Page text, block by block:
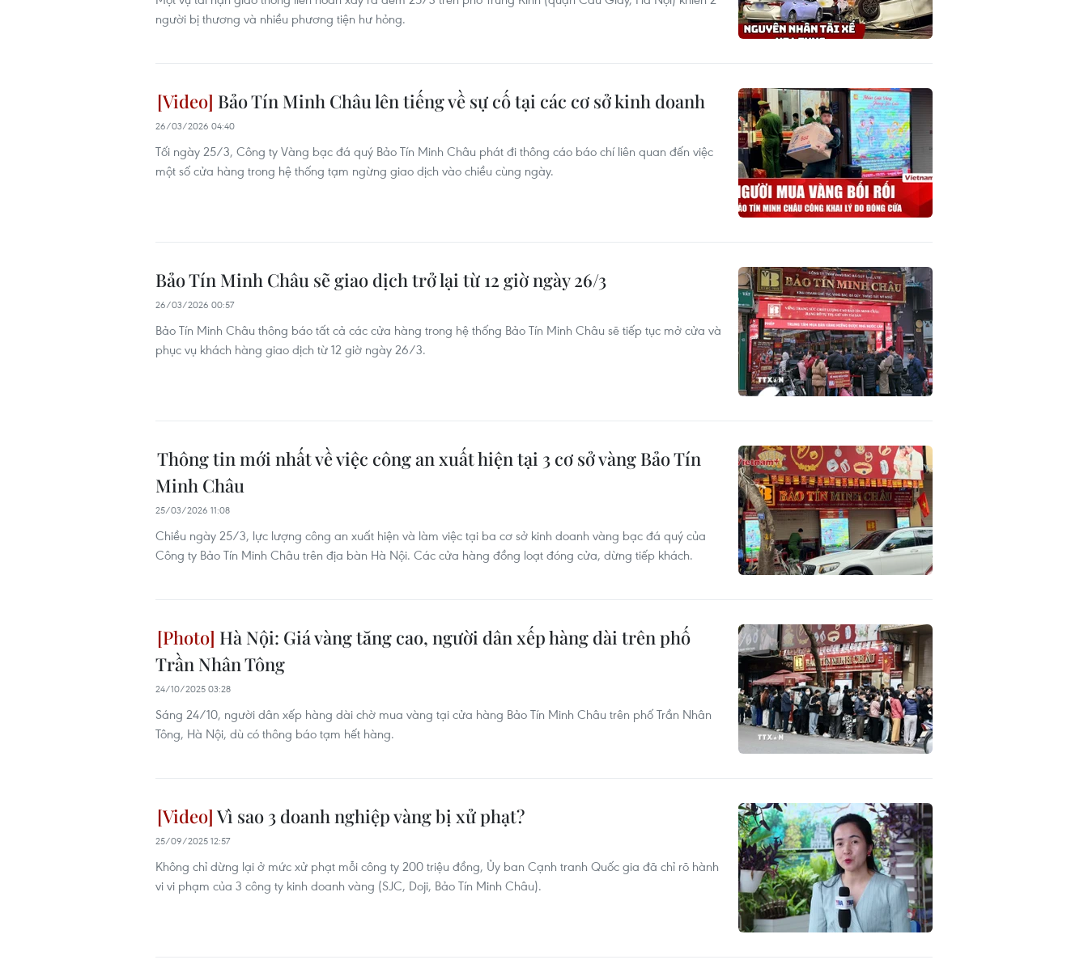
người bị thương và nhiều phương tiện hư hỏng.
Bảo Tín Minh Châu lên tiếng về sự cố tại các cơ sở kinh doanh
26/03/2026 04:40
Tối ngày 25/3, Công ty Vàng bạc đá quý Bảo Tín Minh Châu phát đi thông cáo báo chí liên quan đến việc
một số cửa hàng trong hệ thống tạm ngừng giao dịch vào chiều cùng ngày.
Bảo Tín Minh Châu sẽ giao dịch trở lại từ 12 giờ ngày 26/3
26/03/2026 00:57
Bảo Tín Minh Châu thông báo tất cả các cửa hàng trong hệ thống Bảo Tín Minh Châu sẽ tiếp tục mở cửa và
phục vụ khách hàng giao dịch từ 12 giờ ngày 26/3.
Thông tin mới nhất về việc công an xuất hiện tại 3 cơ sở vàng Bảo Tín
Minh Châu
25/03/2026 11:08
Chiều ngày 25/3, lực lượng công an xuất hiện và làm việc tại ba cơ sở kinh doanh vàng bạc đá quý của
Công ty Bảo Tín Minh Châu trên địa bàn Hà Nội. Các cửa hàng đồng loạt đóng cửa, dừng tiếp khách.
Hà Nội: Giá vàng tăng cao, người dân xếp hàng dài trên phố
Trần Nhân Tông
24/10/2025 03:28
Sáng 24/10, người dân xếp hàng dài chờ mua vàng tại cửa hàng Bảo Tín Minh Châu trên phố Trần Nhân
Tông, Hà Nội, dù có thông báo tạm hết hàng.
Vì sao 3 doanh nghiệp vàng bị xử phạt?
25/09/2025 12:57
Không chỉ dừng lại ở mức xử phạt mỗi công ty 200 triệu đồng, Ủy ban Cạnh tranh Quốc gia đã chỉ rõ hành
vi vi phạm của 3 công ty kinh doanh vàng (SJC, Doji, Bảo Tín Minh Châu).